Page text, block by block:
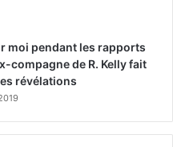
moi pendant les rapports
compagne de R. Kelly fait
révélations